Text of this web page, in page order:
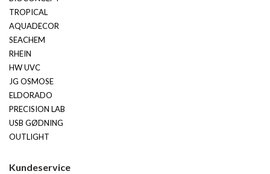
TROPICAL
AQUADECOR
SEACHEM
RHEIN
HW UVC
JG OSMOSE
ELDORADO
PRECISION LAB
USB GØDNING
OUTLIGHT
Kundeservice